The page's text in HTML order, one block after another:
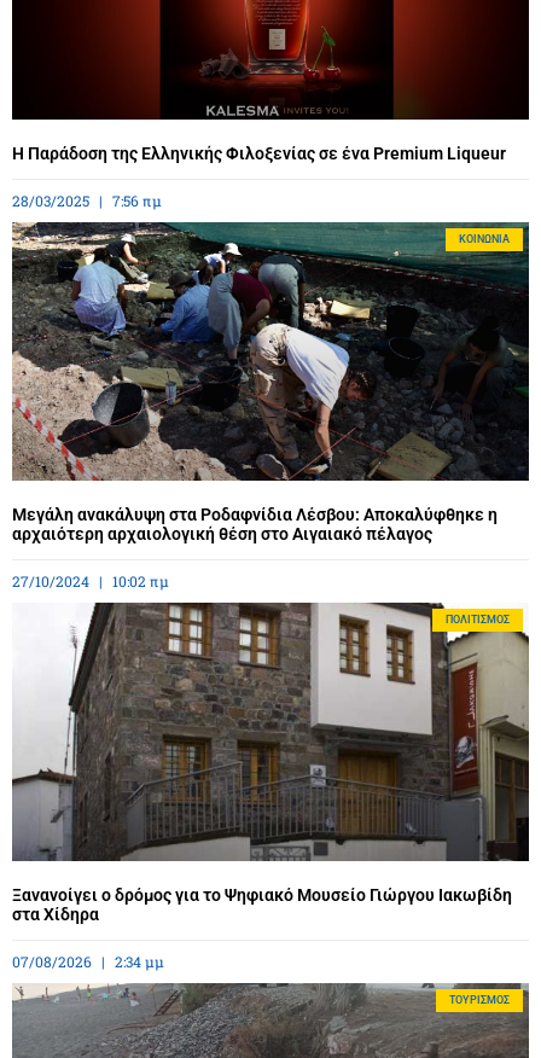
Η Παράδοση της Ελληνικής Φιλοξενίας σε ένα Premium Liqueur
28/03/2025 7:56 πμ
ΚΟΙΝΩΝΊΑ
Μεγάλη ανακάλυψη στα Ροδαφνίδια Λέσβου: Αποκαλύφθηκε η
αρχαιότερη αρχαιολογική θέση στο Αιγαιακό πέλαγος
27/10/2024 10:02 πμ
ΠΟΛΙΤΙΣΜΌΣ
Ξανανοίγει ο δρόμος για το Ψηφιακό Μουσείο Γιώργου Ιακωβίδη
στα Χίδηρα
07/08/2026 2:34 μμ
ΤΟΥΡΙΣΜΌΣ